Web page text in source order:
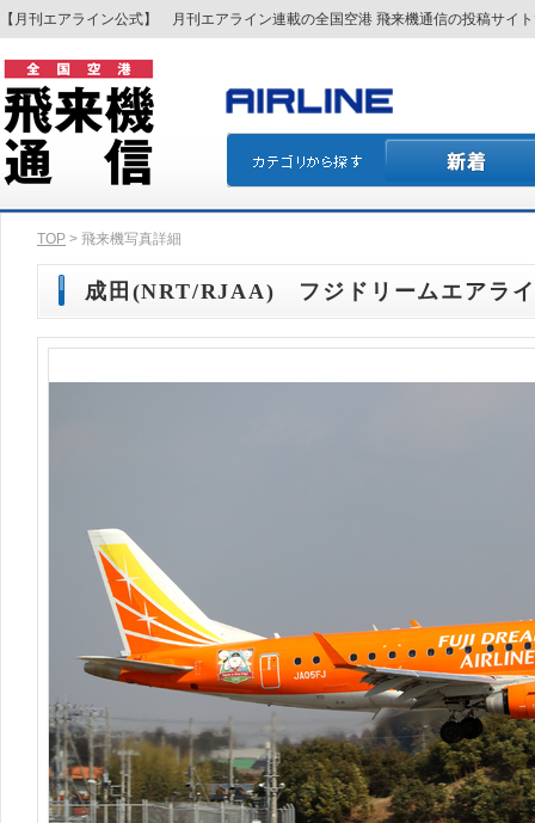
【月刊エアライン公式】 月刊エアライン連載の全国空港 飛来機通信の投稿サイ
TOP > 飛来機写真詳細
成田(NRT/RJAA) フジドリームエアラ